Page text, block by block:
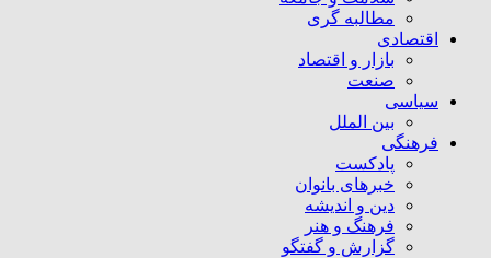
مطالبه گری
اقتصادی
بازار و اقتصاد
صنعت
سیاسی
بین الملل
فرهنگی
پادکست
خبرهای بانوان
دین و اندیشه
فرهنگ و هنر
گزارش و گفتگو